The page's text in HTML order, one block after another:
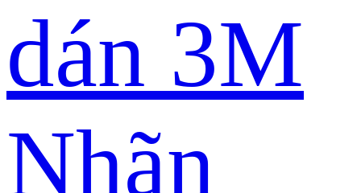
dán 3M
Nhãn